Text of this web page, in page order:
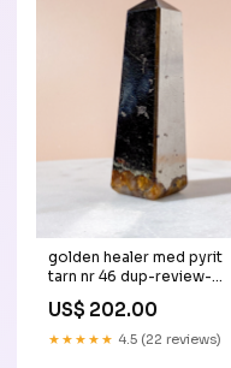
golden healer med pyrit
tarn nr 46 dup-review-
publication
US$ 202.00
★★★★★ 4.5 (22 reviews)